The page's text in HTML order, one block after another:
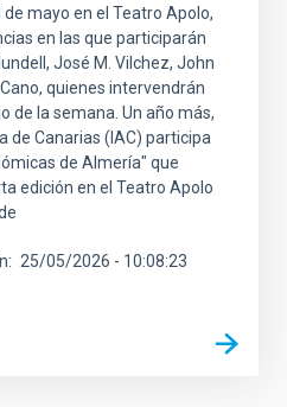
mayo en el Teatro Apolo,
en las que participarán
José M. Vilchez, John
quienes intervendrán
de la semana. Un año más,
de Canarias (IAC) participa
de Almería" que
edición en el Teatro Apolo
25/05/2026 - 10:08:23